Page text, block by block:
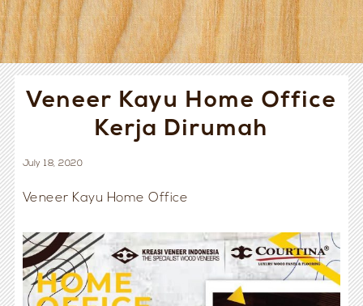
Veneer Kayu Home Office
Kerja Dirumah
July 18, 2020
Veneer Kayu Home Office